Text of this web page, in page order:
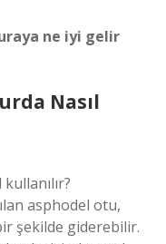
ne iyi gelir
Nasıl
asphodel otu,
şekilde giderebilir.